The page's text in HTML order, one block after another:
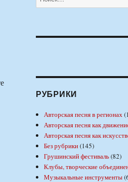
РУБРИКИ
Авторская песня в регионах
Авторская песня как
Авторская песня как
Без рубрики(145)
Грушинский фестиваль(82)
Клубы, творческие
Музыкальные инструменты